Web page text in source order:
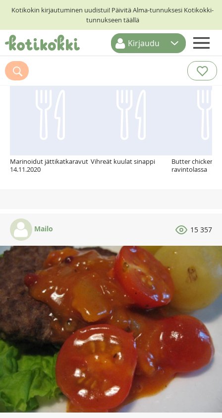
Kotikokin kirjautuminen uudistui! Päivitä Alma-tunnuksesi Kotikokki-
tunnukseen täällä
ETUSIVU
RESEPTIHAKU
Kirjaudu
Suosittelemme myös
Marinoidut jättikatkaravut
14.11.2020
Vihreät kuulat sinappi
Butter chicken
ravintolassa
Mailo 15 357